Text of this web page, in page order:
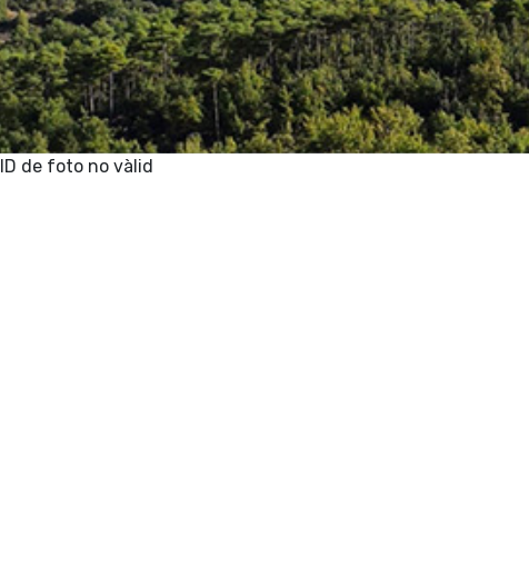
ID de foto no vàlid